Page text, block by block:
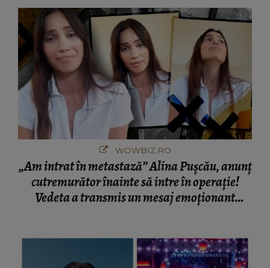
WOWBIZ.RO
„Am intrat în metastază” Alina Pușcău, anunț
cutremurător înainte să intre în operație!
Vedeta a transmis un mesaj emoționant